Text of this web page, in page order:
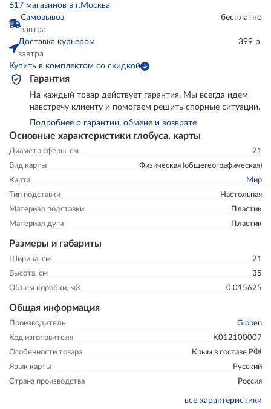
Основные характеристики глобуса, карты
Диаметр сферы, см
21
Вид карты
Физическая (общегеографическая)
Карта
Мир
Тип подставки
Настольная
Материал подставки
Пластик
Материал дуги
Пластик
Размеры и габариты
Ширина, см
21
Высота, см
35
Объем коробки, м3
0,015625
Общая информация
Производитель
Globen
Код изготовителя
К012100007
Особенности товара
Крым в составе РФ!
Язык карты
Русский
Страна производства
Россия
все характеристики
617 магазинов в г.Москва
Самовывоз
завтра
бесплатно
Доставка курьером
завтра
399 р.
Купить в комплектом со скидкой
Гарантия
На каждый товар действует гарантия. Мы всегда идем
навстречу клиенту и помогаем решить спорные ситуации.
Подробнее о гарантии, обмене и возврате